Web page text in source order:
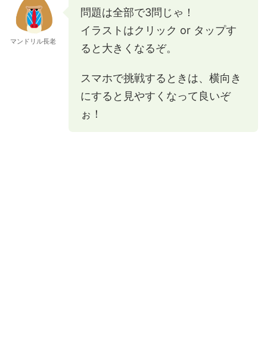
マンドリル長老
問題は全部で3問じゃ！
イラストはクリック or タップす
ると大きくなるぞ。
スマホで挑戦するときは、横向き
にすると見やすくなって良いぞ
ぉ！